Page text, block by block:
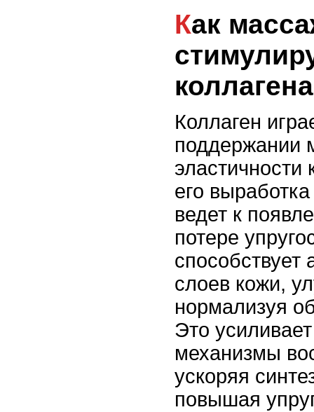
Как массаж лица
коллагена
Коллаген
поддержании
эластичности
его
ведет к
потере
способствует
слоев кожи,
нормализуя
Это
механизмы
ускоряя
повышая